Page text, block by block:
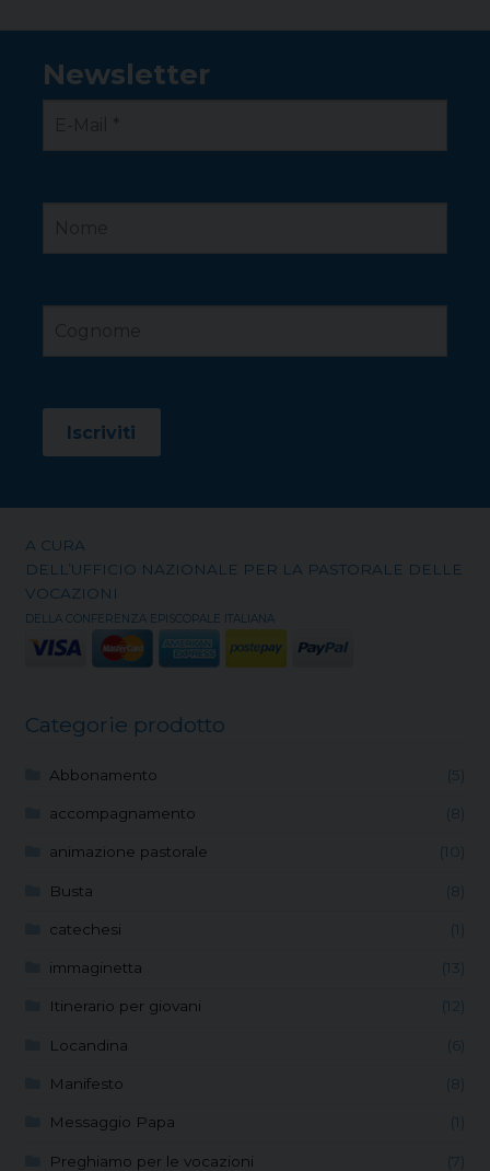
Newsletter
A CURA
DELL’UFFICIO NAZIONALE PER LA PASTORALE DELLE
VOCAZIONI
DELLA CONFERENZA EPISCOPALE ITALIANA
Categorie prodotto
Abbonamento (5)
accompagnamento (8)
animazione pastorale (10)
Busta (8)
catechesi (1)
immaginetta (13)
Itinerario per giovani (12)
Locandina (6)
Manifesto (8)
Messaggio Papa (1)
Preghiamo per le vocazioni (7)